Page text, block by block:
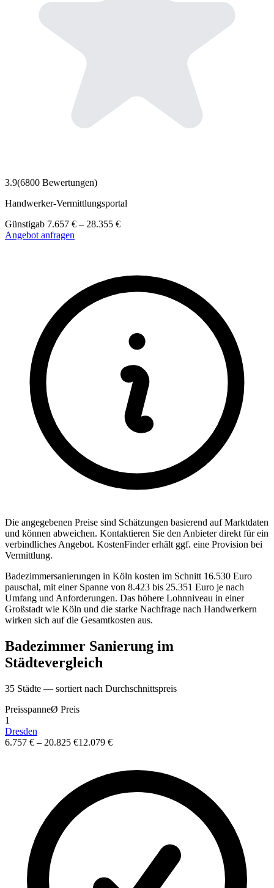
3.9(6800 Bewertungen)
Handwerker-Vermittlungsportal
Günstigab 7.657 € – 28.355 €
Angebot anfragen
Die angegebenen Preise sind Schätzungen basierend auf Marktdaten
und können abweichen. Kontaktieren Sie den Anbieter direkt für ein
verbindliches Angebot. KostenFinder erhält ggf. eine Provision bei
Vermittlung.
Badezimmersanierungen in Köln kosten im Schnitt 16.530 Euro
pauschal, mit einer Spanne von 8.423 bis 25.351 Euro je nach
Umfang und Anforderungen. Das höhere Lohnniveau in einer
Großstadt wie Köln und die starke Nachfrage nach Handwerkern
wirken sich auf die Gesamtkosten aus.
Badezimmer Sanierung im
Städtevergleich
35 Städte — sortiert nach Durchschnittspreis
PreisspanneØ Preis
1
Dresden
6.757 € – 20.825 €12.079 €